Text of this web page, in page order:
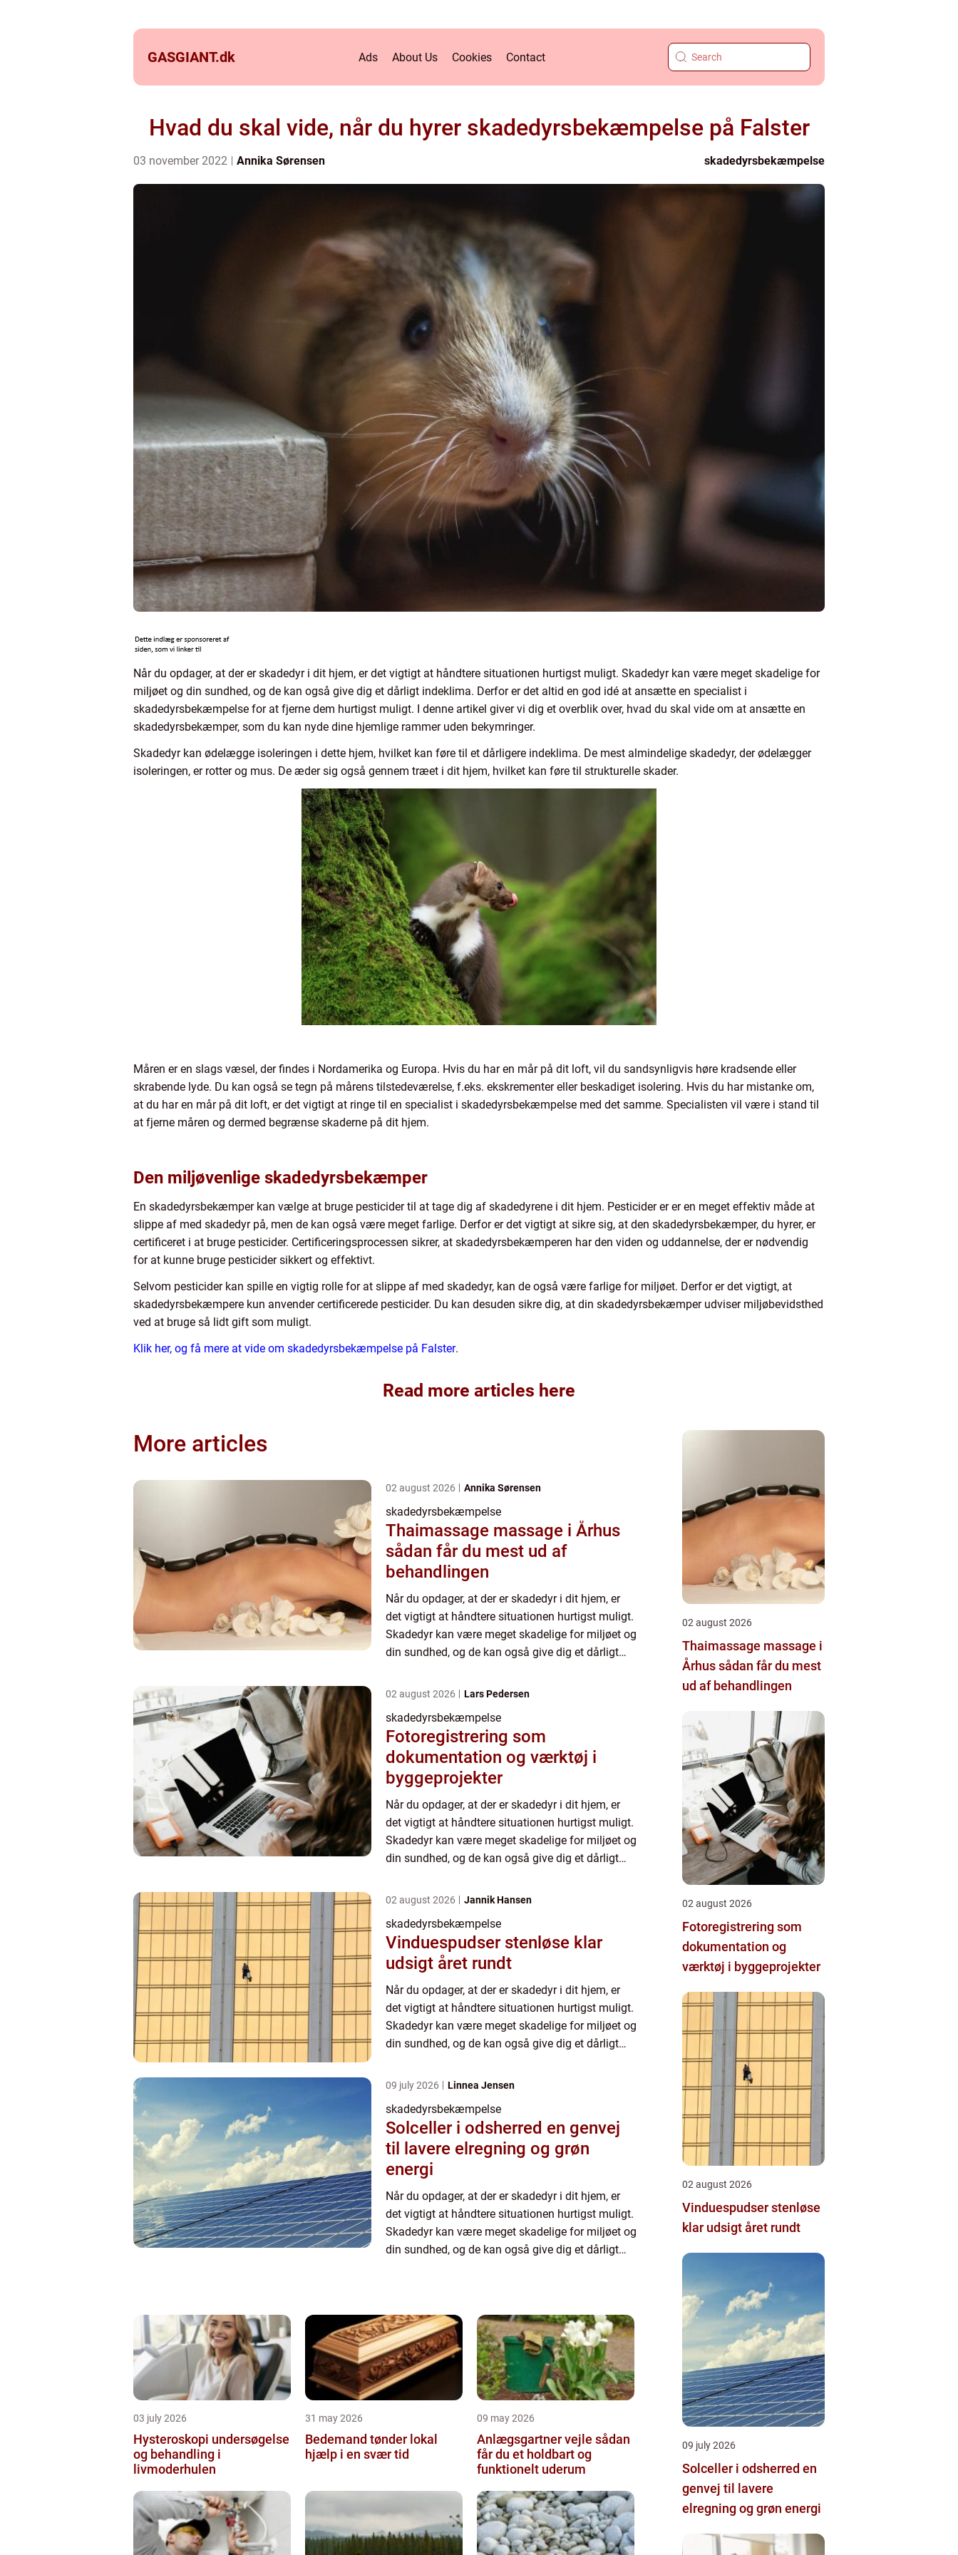
GASGIANT.dk Ads About Us Cookies Contact
Hvad du skal vide, når du hyrer skadedyrsbekæmpelse på Falster
03 november 2022 Annika Sørensen skadedyrsbekæmpelse
Når du opdager, at der er skadedyr i dit hjem, er det vigtigt at håndtere situationen hurtigst muligt. Skadedyr kan være meget skadelige for
miljøet og din sundhed, og de kan også give dig et dårligt indeklima. Derfor er det altid en god idé at ansætte en specialist i
skadedyrsbekæmpelse for at fjerne dem hurtigst muligt. I denne artikel giver vi dig et overblik over, hvad du skal vide om at ansætte en
skadedyrsbekæmper, som du kan nyde dine hjemlige rammer uden bekymringer.
Skadedyr kan ødelægge isoleringen i dette hjem, hvilket kan føre til et dårligere indeklima. De mest almindelige skadedyr, der ødelægger
isoleringen, er rotter og mus. De æder sig også gennem træet i dit hjem, hvilket kan føre til strukturelle skader.
Måren er en slags væsel, der findes i Nordamerika og Europa. Hvis du har en mår på dit loft, vil du sandsynligvis høre kradsende eller
skrabende lyde. Du kan også se tegn på mårens tilstedeværelse, f.eks. ekskrementer eller beskadiget isolering. Hvis du har mistanke om,
at du har en mår på dit loft, er det vigtigt at ringe til en specialist i skadedyrsbekæmpelse med det samme. Specialisten vil være i stand til
at fjerne måren og dermed begrænse skaderne på dit hjem.
Den miljøvenlige skadedyrsbekæmper
En skadedyrsbekæmper kan vælge at bruge pesticider til at tage dig af skadedyrene i dit hjem. Pesticider er er en meget effektiv måde at
slippe af med skadedyr på, men de kan også være meget farlige. Derfor er det vigtigt at sikre sig, at den skadedyrsbekæmper, du hyrer, er
certificeret i at bruge pesticider. Certificeringsprocessen sikrer, at skadedyrsbekæmperen har den viden og uddannelse, der er nødvendig
for at kunne bruge pesticider sikkert og effektivt.
Selvom pesticider kan spille en vigtig rolle for at slippe af med skadedyr, kan de også være farlige for miljøet. Derfor er det vigtigt, at
skadedyrsbekæmpere kun anvender certificerede pesticider. Du kan desuden sikre dig, at din skadedyrsbekæmper udviser miljøbevidsthed
ved at bruge så lidt gift som muligt.
Klik her, og få mere at vide om skadedyrsbekæmpelse på Falster.
Read more articles here
More articles
02 august 2026 Annika Sørensen
skadedyrsbekæmpelse
Thaimassage massage i Århus
sådan får du mest ud af
behandlingen
Når du opdager, at der er skadedyr i dit hjem, er
det vigtigt at håndtere situationen hurtigst muligt.
Skadedyr kan være meget skadelige for miljøet og
din sundhed, og de kan også give dig et dårligt
ansæt...
02 august 2026 Lars Pedersen
skadedyrsbekæmpelse
Fotoregistrering som
dokumentation og værktøj i
byggeprojekter
Når du opdager, at der er skadedyr i dit hjem, er
det vigtigt at håndtere situationen hurtigst muligt.
Skadedyr kan være meget skadelige for miljøet og
din sundhed, og de kan også give dig et dårligt
ansæt...
02 august 2026 Jannik Hansen
skadedyrsbekæmpelse
Vinduespudser stenløse klar
udsigt året rundt
Når du opdager, at der er skadedyr i dit hjem, er
det vigtigt at håndtere situationen hurtigst muligt.
Skadedyr kan være meget skadelige for miljøet og
din sundhed, og de kan også give dig et dårligt
ansæt...
09 july 2026 Linnea Jensen
skadedyrsbekæmpelse
Solceller i odsherred en genvej
til lavere elregning og grøn
energi
Når du opdager, at der er skadedyr i dit hjem, er
det vigtigt at håndtere situationen hurtigst muligt.
Skadedyr kan være meget skadelige for miljøet og
din sundhed, og de kan også give dig et dårligt
03 july 2026
Hysteroskopi undersøgelse
og behandling i
livmoderhulen
31 may 2026
Bedemand tønder lokal
hjælp i en svær tid
09 may 2026
Anlægsgartner vejle sådan
får du et holdbart og
funktionelt uderum
02 august 2026
Thaimassage massage i
Århus sådan får du mest
ud af behandlingen
02 august 2026
Fotoregistrering som
dokumentation og
værktøj i byggeprojekter
02 august 2026
Vinduespudser stenløse
klar udsigt året rundt
09 july 2026
Solceller i odsherred en
genvej til lavere
elregning og grøn energi